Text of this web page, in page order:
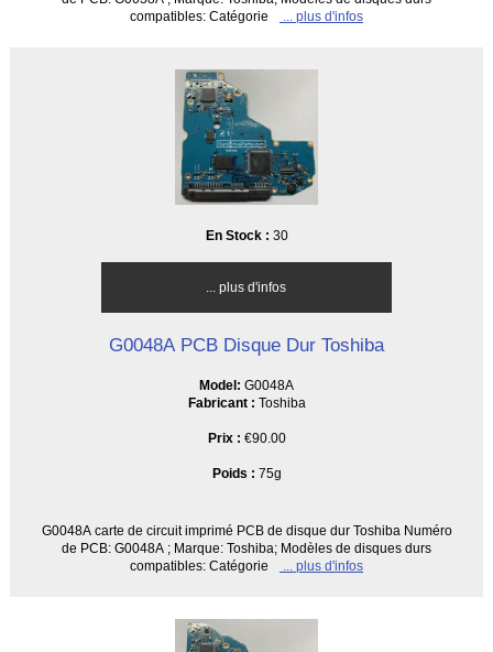
compatibles: Catégorie
... plus d'infos
En Stock : 30
... plus d'infos
G0048A PCB Disque Dur Toshiba
Model: G0048A
Fabricant : Toshiba
Prix : €90.00
Poids : 75g
G0048A carte de circuit imprimé PCB de disque dur Toshiba Numéro
de PCB: G0048A ; Marque: Toshiba; Modèles de disques durs
compatibles: Catégorie
... plus d'infos